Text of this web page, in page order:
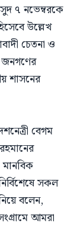
৭ নভেম্বরকে
উল্লেখ
চেতনা ও
জনগণের
শাসনের
বেগম
মানবিক
সকল
বলেন,
আমরা